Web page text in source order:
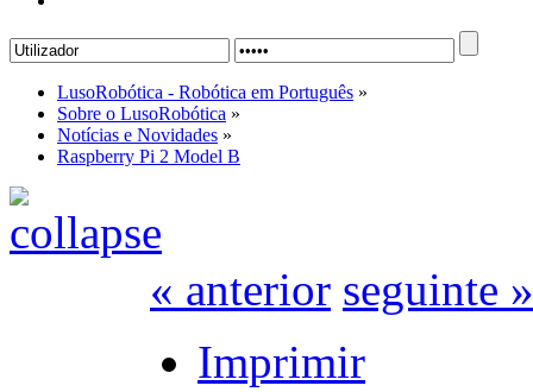
LusoRobótica - Robótica em Português »
Sobre o LusoRobótica »
Notícias e Novidades »
Raspberry Pi 2 Model B
« anterior seguinte »
Imprimir